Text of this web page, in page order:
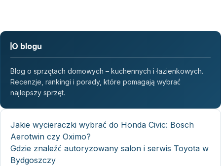
O blogu
Blog o sprzętach domowych – kuchennych i łazienkowych.
Recenzje, rankingi i porady, które pomagają wybrać
najlepszy sprzęt.
Jakie wycieraczki wybrać do Honda Civic: Bosch
Aerotwin czy Oximo?
Gdzie znaleźć autoryzowany salon i serwis Toyota w
Bydgoszczy